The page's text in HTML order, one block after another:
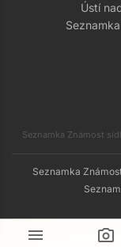
menu camera_alt
Ústí
Seznamka Známost
Seznamka